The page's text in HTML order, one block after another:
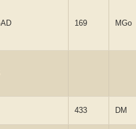
169 MGo
433 DM